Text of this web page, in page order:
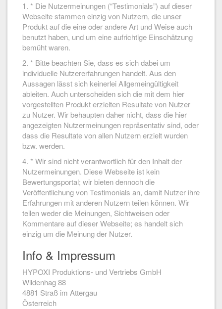
1. * Die Nutzermeinungen (“Testimonials”) auf dieser
Webseite stammen einzig von Nutzern, die unser
Produkt auf die eine oder andere Art und Weise auch
benutzt haben, und um eine aufrichtige Einschätzung
bemüht waren.
2. * Bitte beachten Sie, dass es sich dabei um
individuelle Nutzererfahrungen handelt. Aus den
Aussagen lässt sich keinerlei Allgemeingültigkeit
ableiten. Auch unterscheiden sich die mit dem hier
vorgestellten Produkt erzielten Resultate von Nutzer
zu Nutzer. Wir behaupten daher nicht, dass die hier
angezeigten Nutzermeinungen repräsentativ sind, oder
dass die Resultate von allen Nutzern erzielt wurden
bzw. werden.
4. * Wir sind nicht verantwortlich für den Inhalt der
Nutzermeinungen. Diese Webseite ist kein
Bewertungsportal; wir bieten dennoch die
Veröffentlichung von Testimonials an, damit Nutzer ihre
Erfahrungen mit anderen Nutzern teilen können. Wir
teilen weder die Meinungen, Sichtweisen oder
Kommentare auf dieser Webseite; es handelt sich
einzig um die Meinung der Nutzer.
Info & Impressum
HYPOXI Produktions- und Vertriebs GmbH
Wildenhag 88
4881 Straß im Attergau
Österreich